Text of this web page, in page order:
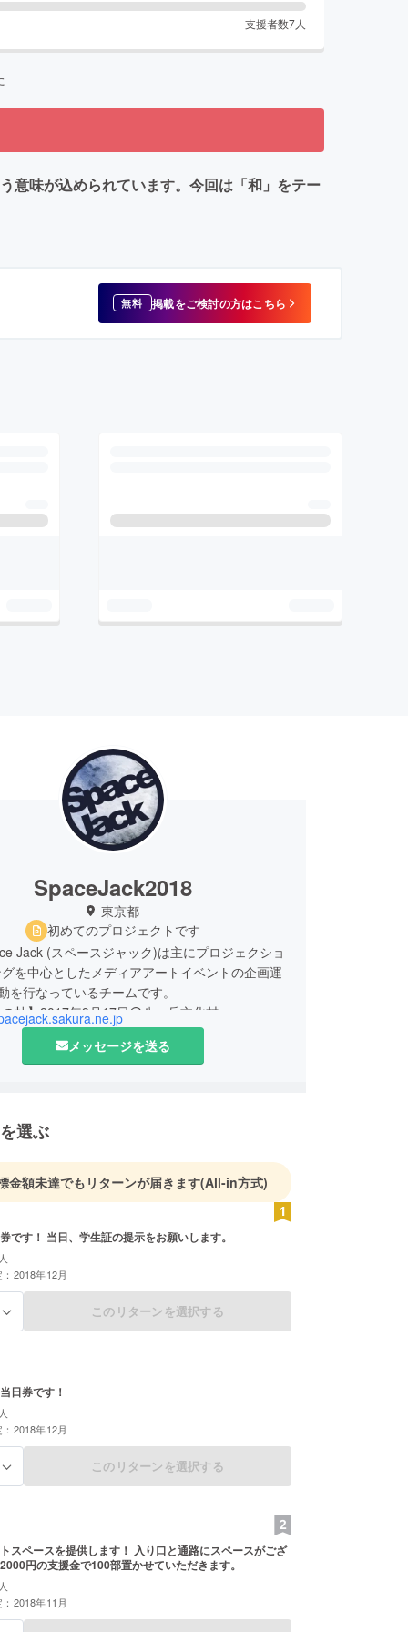
支援者数7人
意味が込められています。今回は「和」をテー
無料 掲載をご検討の方はこちら
SpaceJack2018
東京都
初めてのプロジェクトです
Jack (スペースジャック)は主にプロジェクショ
を中心としたメディアアートイベントの企画運
を行なっているチームです。
杜】2017年9月17日@八ヶ岳文化村
】2018年12月7日〜9日@渋谷
メッセージを送る
選ぶ
金額未達でもリターンが届きます(All-in方式)
です！ 当日、学生証の提示をお願いします。
2018年12月
このリターンを選択する
日券です！
2018年12月
このリターンを選択する
スペースを提供します！ 入り口と通路にスペースがござ
円の支援金で100部置かせていただきます。
2018年11月